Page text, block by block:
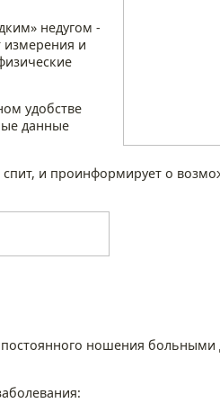
недугом -
измерения и
удобстве
данные
и проинформирует о
ношения больными